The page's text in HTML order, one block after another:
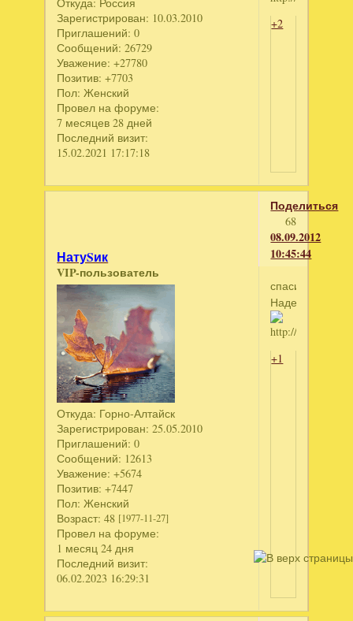
Зарегистрирован: 10.03.2010
Приглашений: 0
Сообщений: 26729
Уважение: +27780
Позитив: +7703
Пол: Женский
Провел на форуме:
7 месяцев 28 дней
Последний визит:
15.02.2021 17:17:18
+2
Поделиться
68
08.09.2012
10:45:44
НатуSик
VIP-пользователь
Откуда: Горно-Алтайск
Зарегистрирован: 25.05.2010
Приглашений: 0
Сообщений: 12613
Уважение: +5674
Позитив: +7447
Пол: Женский
Возраст: 48 [1977-11-27]
Провел на форуме:
1 месяц 24 дня
Последний визит:
06.02.2023 16:29:31
спасибочки,
Наденька
+1